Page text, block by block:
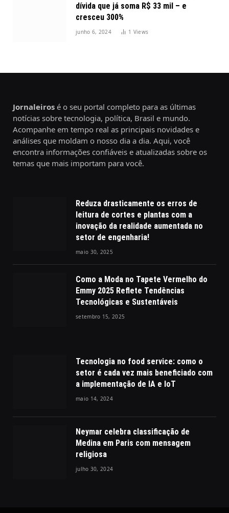
dívida que já soma R$ 33 mil – e
cresceu 300%
junho 6, 2024 1 Views
Jornaleiros é o seu portal completo para as últimas
notícias sobre tecnologia, política, Brasil e mundo.
Acompanhe em tempo real as principais novidades e
análises que moldam o nosso dia a dia. Aqui, você
encontra informações confiáveis e atualizadas sobre os
temas que mais importam para você.
Reduza drasticamente os erros de
leitura de cortes e plantas com a
inovação da realidade aumentada no
setor de engenharia!
maio 30, 2025
Como a Moda no Tapete Vermelho do
Emmy 2025 Reflete Tendências
Tecnológicas e Sustentáveis
setembro 15, 2025
Tecnologia no food service: como o
setor é cada vez mais beneficiado com
a implementação de IA e IoT
maio 14, 2024
Neymar celebra classificação de
Medina em Paris com mensagem
religiosa
julho 30, 2024